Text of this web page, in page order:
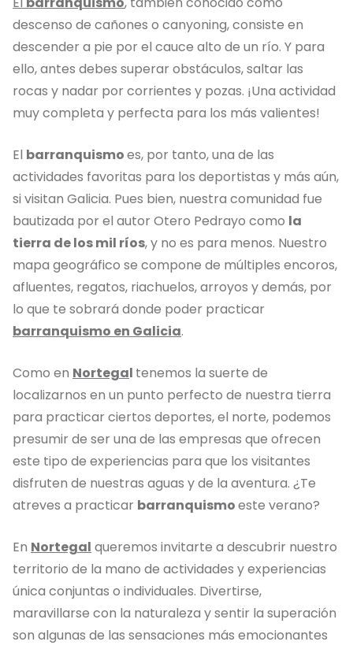
descenso de cañones o canyoning, consiste en
descender a pie por el cauce alto de un río. Y para
ello, antes debes superar obstáculos, saltar las
rocas y nadar por corrientes y pozas. ¡Una actividad
muy completa y perfecta para los más valientes!
El barranquismoes, por tanto, una de las
actividades favoritas para los deportistas y más aún,
si visitan Galicia. Pues bien, nuestra comunidad fue
bautizada por el autor Otero Pedrayo como la
tierra de los mil ríos, y no es para menos. Nuestro
mapa geográfico se compone de múltiples encoros,
afluentes, regatos, riachuelos, arroyos y demás, por
lo que te sobrará donde poder practicar
barranquismo en Galicia.
Como en Nortegal tenemos la suerte de
localizarnos en un punto perfecto de nuestra tierra
para practicar ciertos deportes, el norte, podemos
presumir de ser una de las empresas que ofrecen
este tipo de experiencias para que los visitantes
disfruten de nuestras aguas y de la aventura. ¿Te
atreves a practicar barranquismoeste verano?
En Nortegal queremos invitarte a descubrir nuestro
territorio de la mano de actividades y experiencias
única conjuntas o individuales. Divertirse,
maravillarse con la naturaleza y sentir la superación
son algunas de las sensaciones más emocionantes